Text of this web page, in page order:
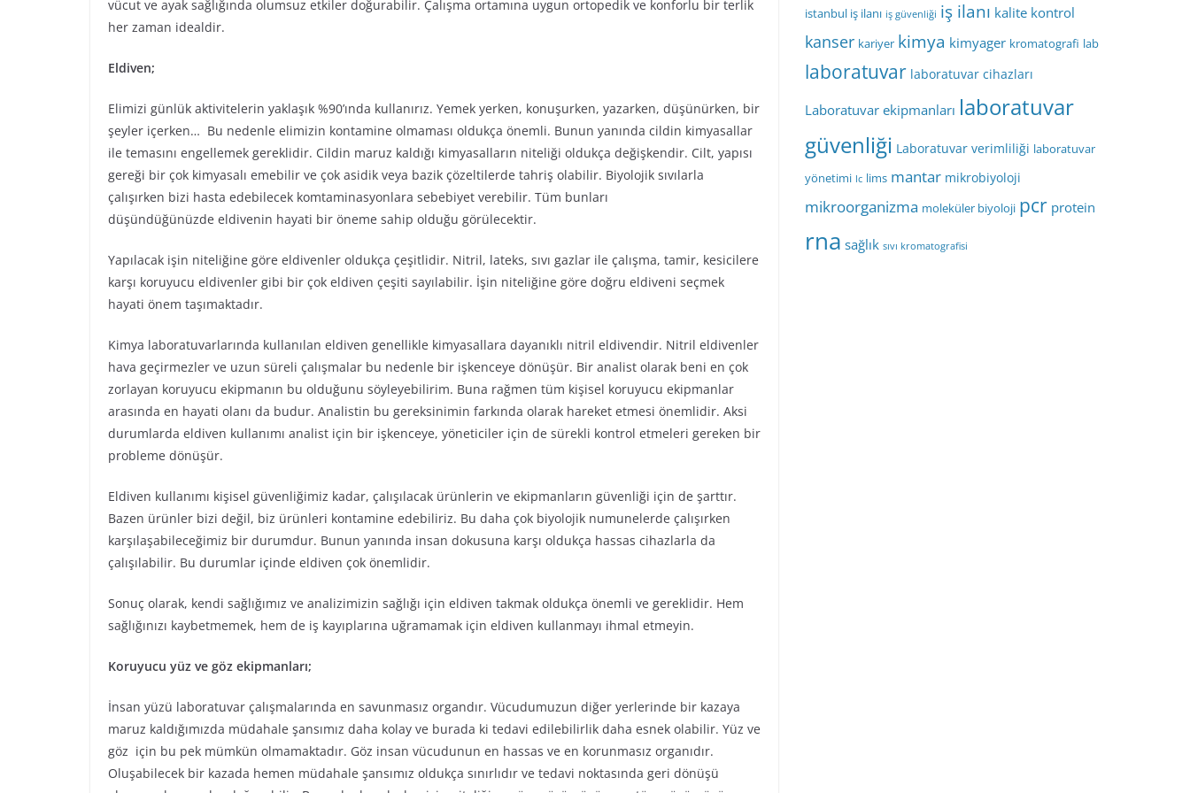
vücut ve ayak sağlığında olumsuz etkiler doğurabilir. Çalışma ortamına uygun ortopedik ve konforlu bir terlik
her zaman idealdir.
Eldiven;
Elimizi günlük aktivitelerin yaklaşık %90’ında kullanırız. Yemek yerken, konuşurken, yazarken, düşünürken, bir
şeyler içerken… Bu nedenle elimizin kontamine olmaması oldukça önemli. Bunun yanında cildin kimyasallar
ile temasını engellemek gereklidir. Cildin maruz kaldığı kimyasalların niteliği oldukça değişkendir. Cilt, yapısı
gereği bir çok kimyasalı emebilir ve çok asidik veya bazik çözeltilerde tahriş olabilir. Biyolojik sıvılarla
çalışırken bizi hasta edebilecek komtaminasyonlara sebebiyet verebilir. Tüm bunları
düşündüğünüzde eldivenin hayati bir öneme sahip olduğu görülecektir.
Yapılacak işin niteliğine göre eldivenler oldukça çeşitlidir. Nitril, lateks, sıvı gazlar ile çalışma, tamir, kesicilere
karşı koruyucu eldivenler gibi bir çok eldiven çeşiti sayılabilir. İşin niteliğine göre doğru eldiveni seçmek
hayati önem taşımaktadır.
Kimya laboratuvarlarında kullanılan eldiven genellikle kimyasallara dayanıklı nitril eldivendir. Nitril eldivenler
hava geçirmezler ve uzun süreli çalışmalar bu nedenle bir işkenceye dönüşür. Bir analist olarak beni en çok
zorlayan koruyucu ekipmanın bu olduğunu söyleyebilirim. Buna rağmen tüm kişisel koruyucu ekipmanlar
arasında en hayati olanı da budur. Analistin bu gereksinimin farkında olarak hareket etmesi önemlidir. Aksi
durumlarda eldiven kullanımı analist için bir işkenceye, yöneticiler için de sürekli kontrol etmeleri gereken bir
probleme dönüşür.
Eldiven kullanımı kişisel güvenliğimiz kadar, çalışılacak ürünlerin ve ekipmanların güvenliği için de şarttır.
Bazen ürünler bizi değil, biz ürünleri kontamine edebiliriz. Bu daha çok biyolojik numunelerde çalışırken
karşılaşabileceğimiz bir durumdur. Bunun yanında insan dokusuna karşı oldukça hassas cihazlarla da
çalışılabilir. Bu durumlar içinde eldiven çok önemlidir.
Sonuç olarak, kendi sağlığımız ve analizimizin sağlığı için eldiven takmak oldukça önemli ve gereklidir. Hem
sağlığınızı kaybetmemek, hem de iş kayıplarına uğramamak için eldiven kullanmayı ihmal etmeyin.
Koruyucu yüz ve göz ekipmanları;
İnsan yüzü laboratuvar çalışmalarında en savunmasız organdır. Vücudumuzun diğer yerlerinde bir kazaya
maruz kaldığımızda müdahale şansımız daha kolay ve burada ki tedavi edilebilirlik daha esnek olabilir. Yüz ve
göz için bu pek mümkün olmamaktadır. Göz insan vücudunun en hassas ve en korunmasız organıdır.
Oluşabilecek bir kazada hemen müdahale şansımız oldukça sınırlıdır ve tedavi noktasında geri dönüşü
istanbul iş ilanı iş güvenliği iş ilanı kalite kontrol
kanser kariyer kimya kimyager kromatografi lab
laboratuvar laboratuvar cihazları
Laboratuvar ekipmanları laboratuvar
güvenliği Laboratuvar verimliliği laboratuvar
yönetimi lc lims mantar mikrobiyoloji
mikroorganizma moleküler biyoloji pcr protein
rna sağlık sıvı kromatografisi